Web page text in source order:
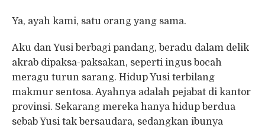
Ya, ayah kami, satu orang yang sama.
Aku dan Yusi berbagi pandang, beradu dalam delik
akrab dipaksa-paksakan, seperti ingus bocah
meragu turun sarang. Hidup Yusi terbilang
makmur sentosa. Ayahnya adalah pejabat di kantor
provinsi. Sekarang mereka hanya hidup berdua
sebab Yusi tak bersaudara, sedangkan ibunya